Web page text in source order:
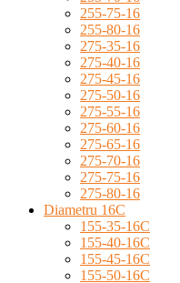
255-75-16
255-80-16
275-35-16
275-40-16
275-45-16
275-50-16
275-55-16
275-60-16
275-65-16
275-70-16
275-75-16
275-80-16
Diametru 16C
155-35-16C
155-40-16C
155-45-16C
155-50-16C